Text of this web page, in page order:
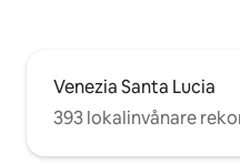
Venezia Santa Lucia
393 lokalinvånare